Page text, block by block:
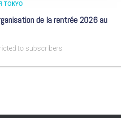
TOKYO
de la rentrée 2026 au
to subscribers